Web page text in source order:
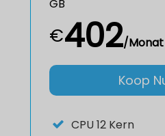
GB
€402/Monat
Koop
CPU 12 Kern